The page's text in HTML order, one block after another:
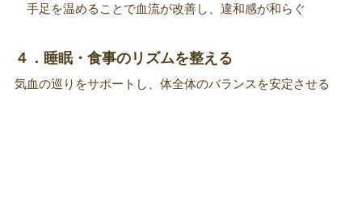
手足を温めることで血流が改善し、違和感が和らぐ
４．睡眠・食事のリズムを整える
気血の巡りをサポートし、体全体のバランスを安定させる